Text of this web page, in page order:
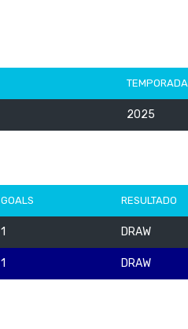
TEMPORADA
2025
GOALS RESULTADO
1 DRAW
1 DRAW